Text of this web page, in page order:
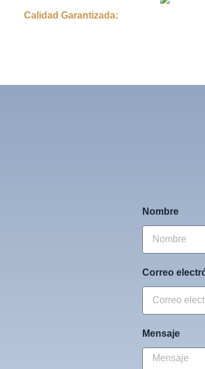
Calidad Garantizada:
Nombre
Correo
Mensaje